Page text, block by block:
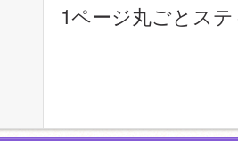
1ページ丸ごとス